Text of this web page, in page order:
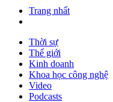
Trang nhất
Thời sự
Thế giới
Kinh doanh
Khoa học công nghệ
Video
Podcasts